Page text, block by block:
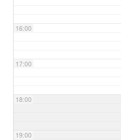
16:00
17:00
18:00
19:00